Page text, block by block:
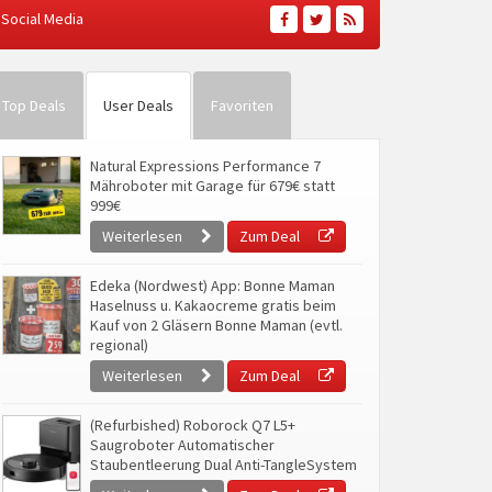
Social Media
Top Deals User Deals Favoriten
Natural Expressions Performance 7
Mähroboter mit Garage für 679€ statt
999€
Weiterlesen
Zum Deal
Edeka (Nordwest) App: Bonne Maman
Haselnuss u. Kakaocreme gratis beim
Kauf von 2 Gläsern Bonne Maman (evtl.
regional)
Weiterlesen
Zum Deal
(Refurbished) Roborock Q7 L5+
Saugroboter Automatischer
Staubentleerung Dual Anti-TangleSystem